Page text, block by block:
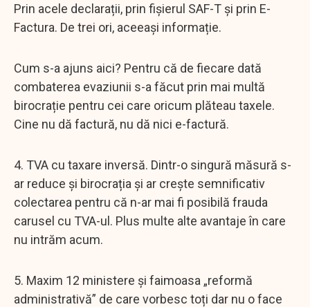
Prin acele declarații, prin fișierul SAF-T și prin E-
Factura. De trei ori, aceeași informație.
Cum s-a ajuns aici? Pentru că de fiecare dată
combaterea evaziunii s-a făcut prin mai multă
birocrație pentru cei care oricum plăteau taxele.
Cine nu dă factură, nu dă nici e-factură.
4. TVA cu taxare inversă. Dintr-o singură măsură s-
ar reduce și birocrația și ar crește semnificativ
colectarea pentru că n-ar mai fi posibilă frauda
carusel cu TVA-ul. Plus multe alte avantaje în care
nu intrăm acum.
5. Maxim 12 ministere și faimoasa „reformă
administrativă” de care vorbesc toți dar nu o face